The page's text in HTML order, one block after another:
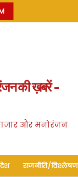
की ख़बरें -
और मनोरंजन
राजनीति/विश्लेषण